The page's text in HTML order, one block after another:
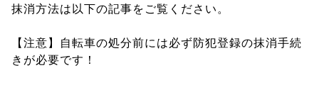
抹消方法は以下の記事をご覧ください。
【注意】自転車の処分前には必ず防犯登録の抹消手続
きが必要です！